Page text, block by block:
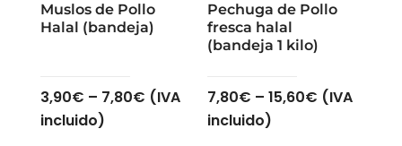
Muslos de Pollo
Halal (bandeja)
3,90€ – 7,80€ (IVA
incluido)
Pechuga de Pollo
fresca halal
(bandeja 1 kilo)
7,80€ –15,60€ (IVA
incluido)